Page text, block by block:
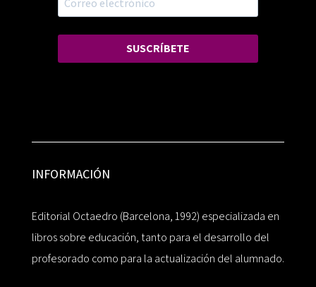
SUSCRÍBETE
INFORMACIÓN
Editorial Octaedro (Barcelona, 1992) especializada en
libros sobre educación, tanto para el desarrollo del
profesorado como para la actualización del alumnado.